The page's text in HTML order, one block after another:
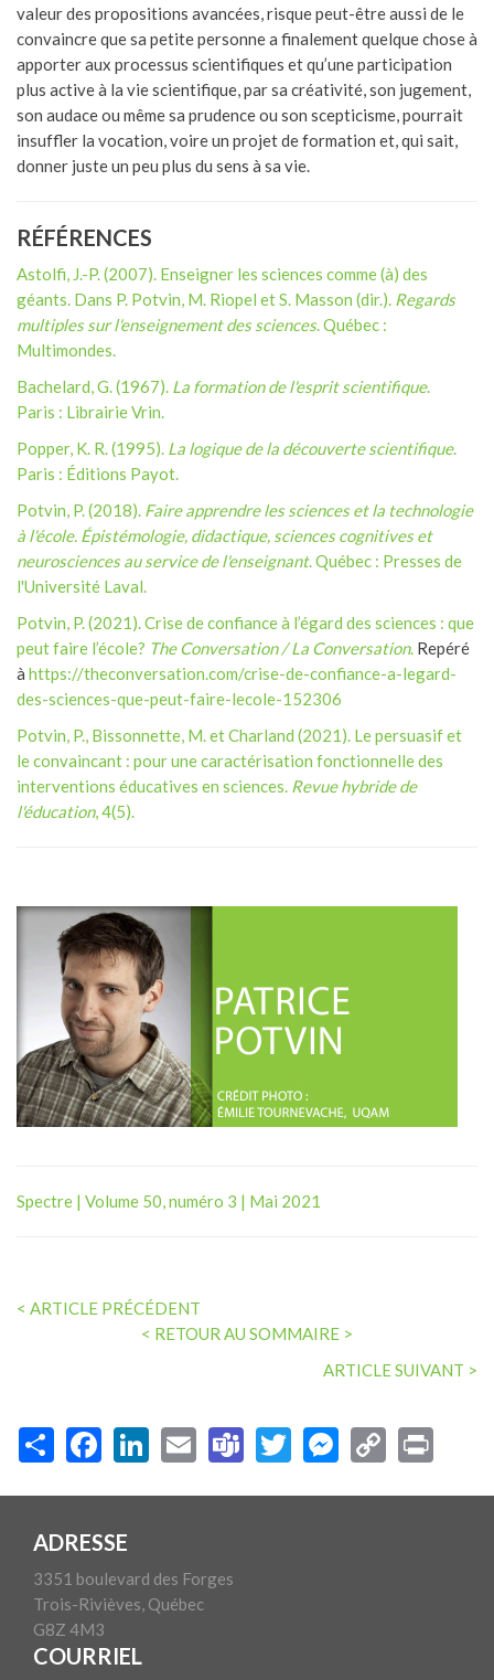
valeur des propositions avancées, risque peut-être aussi de le
convaincre que sa petite personne a finalement quelque chose à
apporter aux processus scientifiques et qu’une participation
plus active à la vie scientifique, par sa créativité, son jugement,
son audace ou même sa prudence ou son scepticisme, pourrait
insuffler la vocation, voire un projet de formation et, qui sait,
donner juste un peu plus du sens à sa vie.
RÉFÉRENCES
Astolfi, J.-P. (2007). Enseigner les sciences comme (à) des
géants. Dans P. Potvin, M. Riopel et S. Masson (dir.). Regards
multiples sur l'enseignement des sciences. Québec :
Multimondes.
Bachelard, G. (1967). La formation de l'esprit scientifique.
Paris : Librairie Vrin.
Popper, K. R. (1995). La logique de la découverte scientifique.
Paris : Éditions Payot.
Potvin, P. (2018). Faire apprendre les sciences et la technologie
à l'école. Épistémologie, didactique, sciences cognitives et
neurosciences au service de l'enseignant. Québec : Presses de
l'Université Laval.
Potvin, P. (2021). Crise de confiance à l’égard des sciences : que
peut faire l’école? The Conversation / La Conversation. Repéré
à https://theconversation.com/crise-de-confiance-a-legard-
des-sciences-que-peut-faire-lecole-152306
Potvin, P., Bissonnette, M. et Charland (2021). Le persuasif et
le convaincant : pour une caractérisation fonctionnelle des
interventions éducatives en sciences. Revue hybride de
l'éducation, 4(5).
Spectre | Volume 50, numéro 3 | Mai 2021
< ARTICLE PRÉCÉDENT
< RETOUR AU SOMMAIRE >
ARTICLE SUIVANT >
ADRESSE
3351 boulevard des Forges
Trois-Rivièves, Québec
G8Z 4M3
COURRIEL